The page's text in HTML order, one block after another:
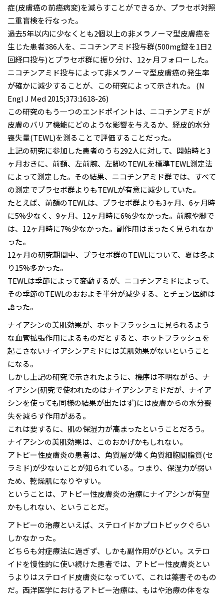
症(皮膚癌の前癌病変)を減らすことができるか、プラセボ対照
二重盲検を行なった。
過去5年以内に少なくとも2個以上の非メラノーマ型皮膚癌を
生じた患者386人を、ニコチンアミド投与群(500mg錠を1日2
回経口投与)とプラセボ群に振り分け、12ヶ月フォローした。
ニコチンアミド投与によって非メラノーマ型皮膚癌の発生率
が確かに減少することが、この研究によって示された。 (N
Engl J Med 2015;373:1618-26)
この研究のもう一つのエンドポイントは、ニコチンアミドが
皮膚のバリア機能にどのような影響を与えるか、経皮的水分
喪失量(TEWL)を測ることで評価することだった。
上記の研究に参加した患者のうち292人に対して、開始時と3
ヶ月おきに、前額、左前腕、左脚のTEWLを標準TEWL測定法
によって測定した。その結果、ニコチンアミド群では、すべて
の測定でプラセボ群よりもTEWLが有意に減少していた。
たとえば、前額のTEWLは、プラセボ群よりも3ヶ月、6ヶ月時
に5%少なく、9ヶ月、12ヶ月時に6%少なかった。前腕や脚で
は、12ヶ月時に7%少なかった。副作用はまったく見られなか
った。
12ヶ月の研究期間中、プラセボ群のTEWLについて、夏は冬よ
り15%多かった。
TEWLは季節によって変動するが、ニコチンアミドによって、
その季節のTEWLのおおよそ半分が減少する、とチェン医師は
語った。
ナイアシンの美肌効果が、ホットフラッシュに見られるよう
な血管拡張作用によるものだとすると、ホットフラッシュを
起こさないナイアシンアミドには美肌効果がないということ
になる。
しかし上記の研究で示されたように、機序は不明ながら、ナ
イアシン(研究で使われたのはナイアシンアミドだが、ナイア
シンを使っても同様の結果が出たはず)には皮膚からの水分喪
失を減らす作用がある。
これは要するに、肌の保湿力が高まったということだろう。
ナイアシンの美肌効果は、このおかげかもしれない。
アトピー性皮膚炎の患者は、角質層が薄く角質細胞間脂質(セ
ラミド)が少ないことが知られている。つまり、保湿力が弱い
ため、乾燥肌になりやすい。
ということは、アトピー性皮膚炎の治療にナイアシンが有望
かもしれない、ということだ。
アトピーの治療といえば、ステロイドかプロトピックぐらい
しかなかった。
どちらも対症療法に過ぎず、しかも副作用がひどい。ステロ
イドを慢性的に使い続けた患者では、アトピー性皮膚炎とい
うよりはステロイド皮膚炎になっていて、これは薬害そのもの
だ。西洋医学におけるアトピー治療は、もはや治療の体をな